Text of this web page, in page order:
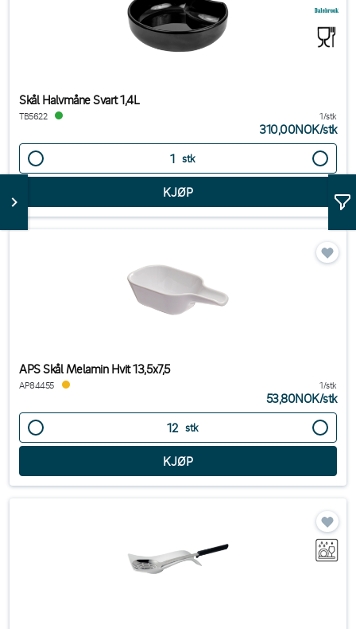
Skål Halvmåne Svart 1,4L
TB5622 1/stk
310,00NOK/stk
stk
APS Skål Melamin Hvit 13,5x7,5
AP84455 1/stk
53,80NOK/stk
stk